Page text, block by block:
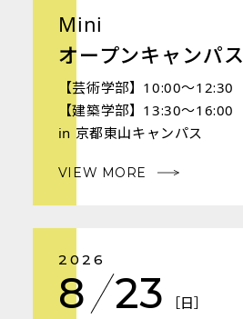
Mini
オープンキャンパス
【芸術学部】10:00～12:30
【建築学部】13:30～16:00
in 京都東山キャンパス
VIEW MORE
2026
8 23 ［日］